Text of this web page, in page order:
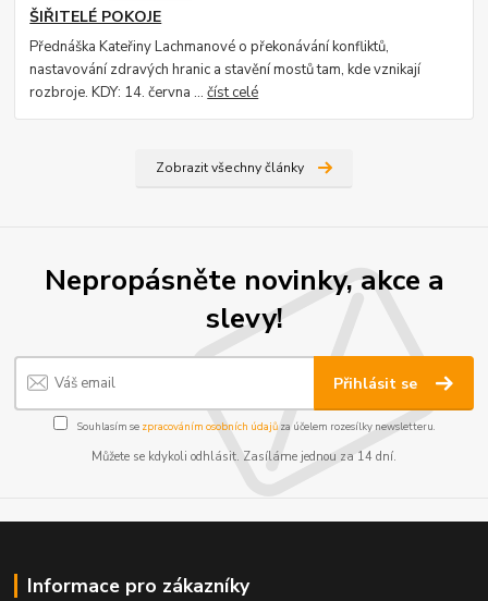
ŠIŘITELÉ POKOJE
Přednáška Kateřiny Lachmanové o překonávání konfliktů,
nastavování zdravých hranic a stavění mostů tam, kde vznikají
rozbroje. KDY: 14. června ...číst celé
Zobrazit všechny články
Nepropásněte novinky, akce a
slevy!
Přihlásit se
Souhlasím se zpracováním osobních údajůza účelem rozesílky newsletteru.
Můžete se kdykoli odhlásit. Zasíláme jednou za 14 dní.
Informace pro zákazníky